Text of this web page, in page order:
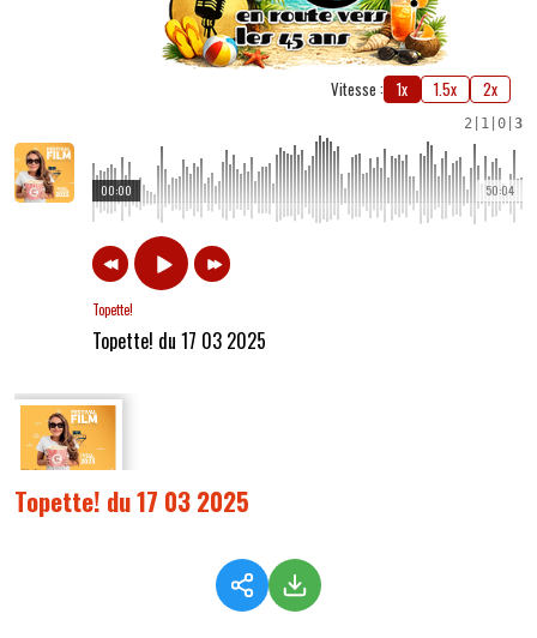
Vitesse : 1x 1.5x 2x
2 1 0 3
50:04
00:00
Topette!
Topette! du 17 03 2025
Topette! du 17 03 2025